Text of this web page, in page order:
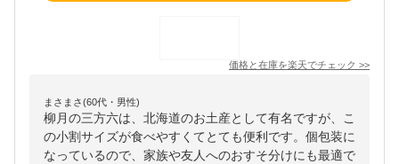
価格と在庫を楽天でチェック >>
まさまさ(60代・男性)
柳月の三方六は、北海道のお土産として有名ですが、こ
の小割サイズが食べやすくてとても便利です。個包装に
なっているので、家族や友人へのおすそ分けにも最適で